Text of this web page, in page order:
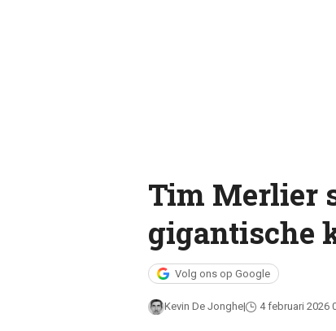
Tim Merlier
gigantische
Volg ons op Google
Kevin De Jonghe 4 februari 2026